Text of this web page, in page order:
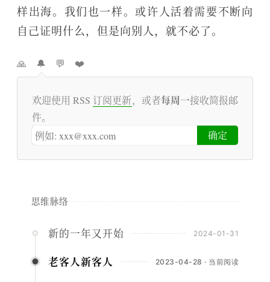
样出海。我们也一样。或许人活着需要不断向
自己证明什么，但是向别人，就不必了。
🙏 🔔 💬 ❤️
欢迎使用 RSS 订阅更新，或者每周一接收简报邮
件。
思维脉络
新的一年又开始 2024-01-31
老客人新客人 2023-04-28 · 当前阅读